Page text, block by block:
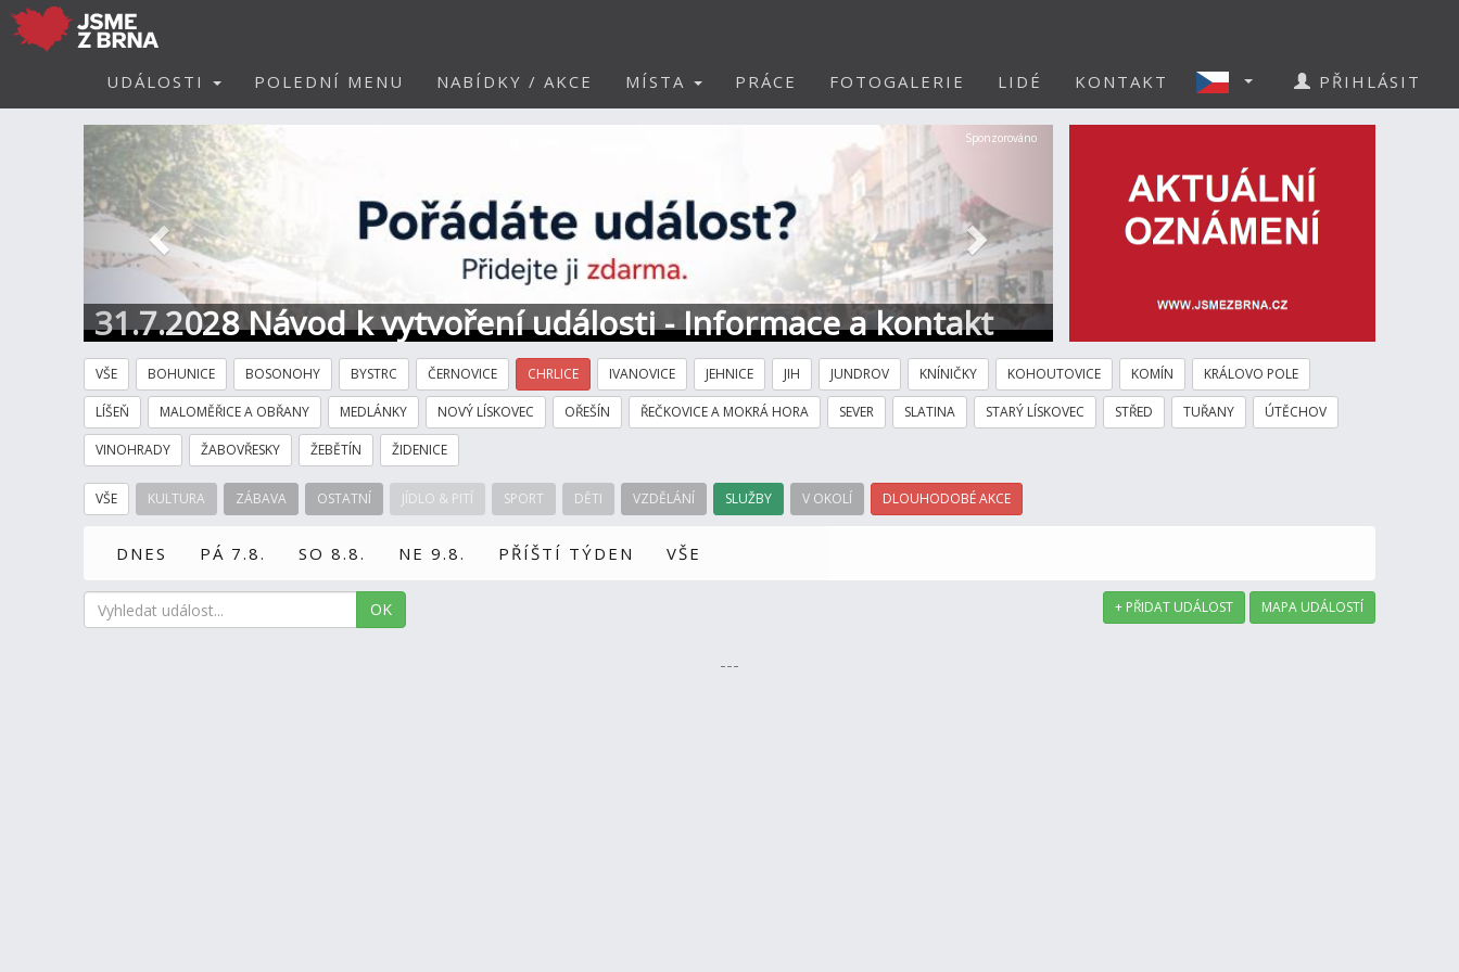
UDÁLOSTI POLEDNÍ MENU NABÍDKY / AKCE MÍSTA PRÁCE FOTOGALERIE LIDÉ KONTAKT PŘIHLÁSIT
31.7.2028 Návod k vytvoření události - Informace a kontakt
Předchozí Další
Sponzorováno
VŠE BOHUNICE BOSONOHY BYSTRC ČERNOVICE CHRLICE IVANOVICE JEHNICE JIH JUNDROV KNÍNIČKY KOHOUTOVICE KOMÍN KRÁLOVO POLE
LÍŠEŇ MALOMĚŘICE A OBŘANY MEDLÁNKY NOVÝ LÍSKOVEC OŘEŠÍN ŘEČKOVICE A MOKRÁ HORA SEVER SLATINA STARÝ LÍSKOVEC STŘED TUŘANY ÚTĚCHOV
VINOHRADY ŽABOVŘESKY ŽEBĚTÍN ŽIDENICE
VŠE KULTURA ZÁBAVA OSTATNÍ JÍDLO & PITÍ SPORT DĚTI VZDĚLÁNÍ SLUŽBY V OKOLÍ DLOUHODOBÉ AKCE
DNES PÁ 7.8. SO 8.8. NE 9.8. PŘÍŠTÍ TÝDEN VŠE
OK + PŘIDAT UDÁLOST MAPA UDÁLOSTÍ
---